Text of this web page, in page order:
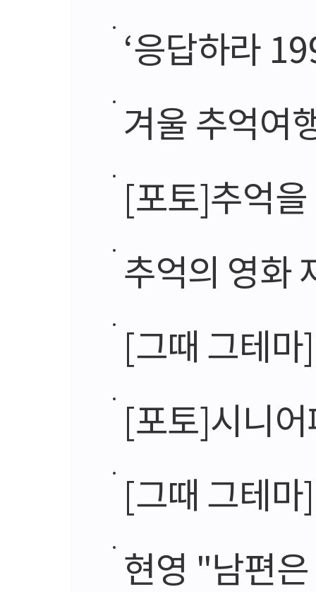
‘응답하라
겨울 추억여행
[포토]추억
추억의 영화
[그때 그테마
[포토]시니
[그때 그테
현영 "남편